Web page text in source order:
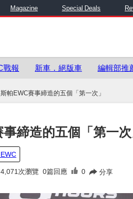
Magazine Special Deals
戰報 新車．絕版車 編輯部推
斯帕EWC賽事締造的五個「第一次」
締造的五個「第一次
4,071 次瀏覽 0篇回應 0 分享